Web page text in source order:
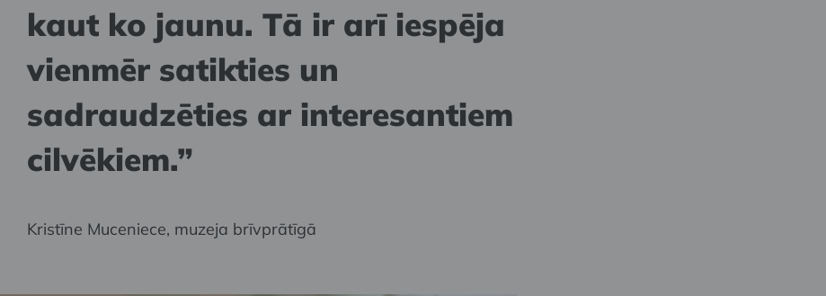
kaut ko jaunu. Tā ir arī iespēja
vienmēr satikties un
sadraudzēties ar interesantiem
cilvēkiem.”
Kristīne Muceniece, muzeja brīvprātīgā